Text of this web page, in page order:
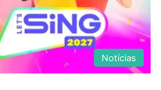
Notícias